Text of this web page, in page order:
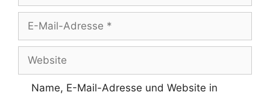
Mail-
Adresse
Name, E-Mail-Adresse und Website in